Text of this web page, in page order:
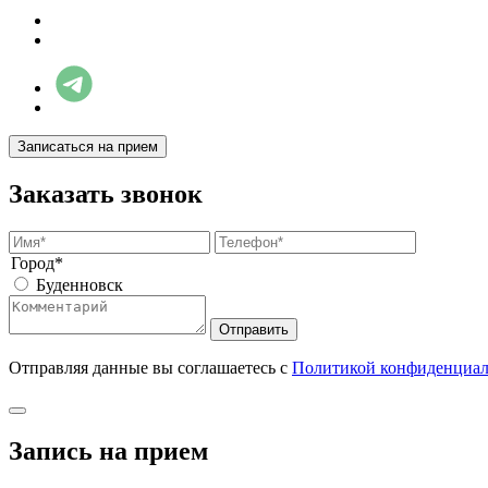
Записаться на прием
Заказать звонок
Город*
Буденновск
Отправить
Отправляя данные вы соглашаетесь с Политикой
Запись на прием